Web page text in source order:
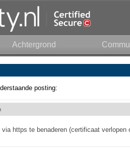
Achtergrond
posting:
https te benaderen (certificaat verlopen